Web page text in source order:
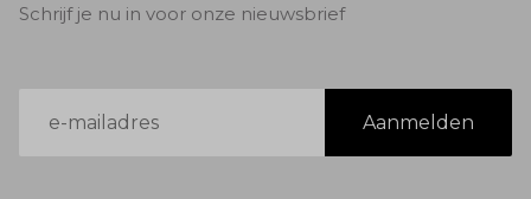
Schrijf je nu in voor onze nieuwsbrief
mailadres
Aanmelden